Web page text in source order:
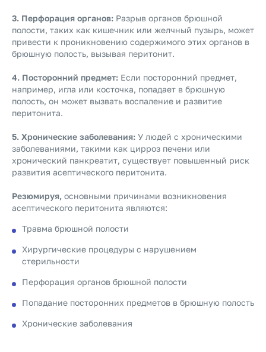
3. Перфорация органов: Разрыв органов брюшной
полости, таких как кишечник или желчный пузырь, может
привести к проникновению содержимого этих органов в
брюшную полость, вызывая перитонит.
4. Посторонний предмет: Если посторонний предмет,
например, игла или косточка, попадает в брюшную
полость, он может вызвать воспаление и развитие
перитонита.
5. Хронические заболевания: У людей с хроническими
заболеваниями, такими как цирроз печени или
хронический панкреатит, существует повышенный риск
развития асептического перитонита.
Резюмируя, основными причинами возникновения
асептического перитонита являются:
Травма брюшной полости
Хирургические процедуры с нарушением
стерильности
Перфорация органов брюшной полости
Попадание посторонних предметов в брюшную полость
Хронические заболевания